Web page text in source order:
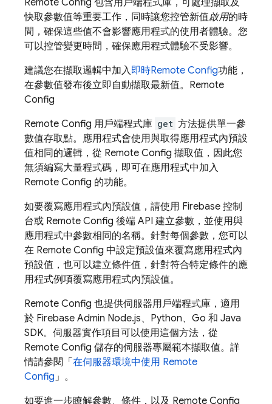
Remote Config 包含用戶端程式庫，可處理擷取及
快取參數值等重要工作，同時讓您控管新值啟用的時
間，確保這些值不會影響應用程式的使用者體驗。您
可以控管變更時間，確保應用程式體驗不受影響。
建議您在擷取邏輯中加入即時Remote Config功能，
在參數值發布後立即自動擷取最新值。 Remote
Config
Remote Config 用戶端程式庫 get 方法提供單一參
數值存取點。應用程式會使用與取得應用程式內預設
值相同的邏輯，從 Remote Config 擷取值，因此您
無須編寫大量程式碼，即可在應用程式中加入
Remote Config 的功能。
如要覆寫應用程式內預設值，請使用 Firebase 控制
台或 Remote Config 後端 API 建立參數，並使用與
應用程式中參數相同的名稱。針對每個參數，您可以
在 Remote Config 中設定預設值來覆寫應用程式內
預設值，也可以建立條件值，針對符合特定條件的應
用程式例項覆寫應用程式內預設值。
Remote Config 也提供伺服器用戶端程式庫，適用
於 Firebase Admin Node.js、Python、Go 和 Java
SDK。伺服器實作項目可以使用這個方法，從
Remote Config 儲存的伺服器專屬範本擷取值。詳
情請參閱「 在伺服器環境中使用 Remote
Config」。
如要進一步瞭解參數、條件，以及 Remote Config